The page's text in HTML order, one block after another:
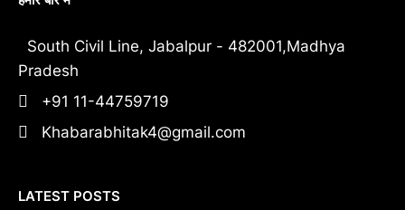
South Civil Line, Jabalpur - 482001,Madhya
Pradesh
+91 11-44759719
Khabarabhitak4@gmail.com
LATEST POSTS